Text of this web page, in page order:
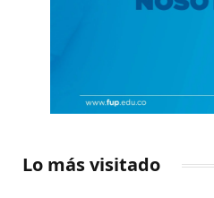
Lo más visitado